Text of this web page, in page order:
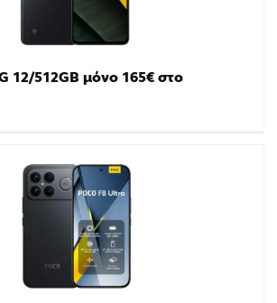
12/512GB μόνο 165€ στο